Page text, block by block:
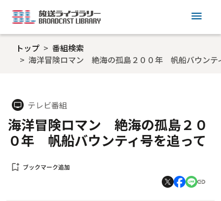
menu
トップ
番組検索
海洋冒険ロマン 絶海の孤島２００年 帆船バウンテ
tv テレビ番組
海洋冒険ロマン 絶海の孤島２０
０年 帆船バウンティ号を追って
bookmark_add ブックマーク追加